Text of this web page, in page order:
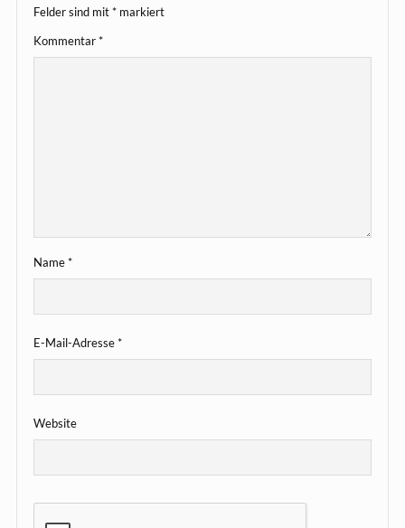
Felder sind mit* markiert
Kommentar*
Name*
E-Mail-Adresse*
Website